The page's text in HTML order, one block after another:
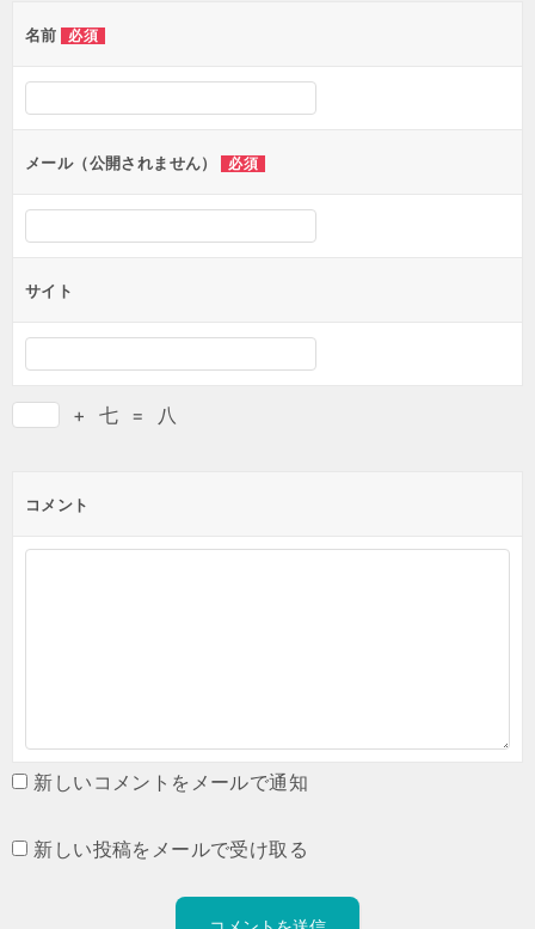
名前 必須
メール（公開されません） 必須
サイト
+ 七 = 八
コメント
新しいコメントをメールで通知
新しい投稿をメールで受け取る